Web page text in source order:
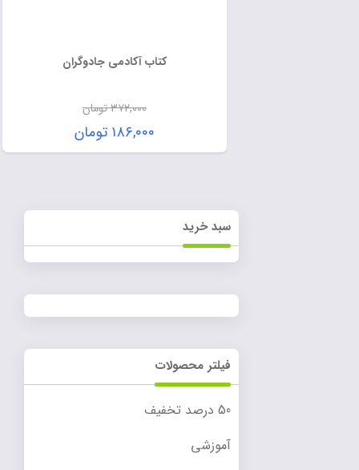
کتاب آکادمی جادوگران
۳۷۲,۰۰۰تومان
۱۸۶,۰۰۰ تومان
سبد خرید
فیلتر محصولات
50 درصد تخفیف
آموزشی